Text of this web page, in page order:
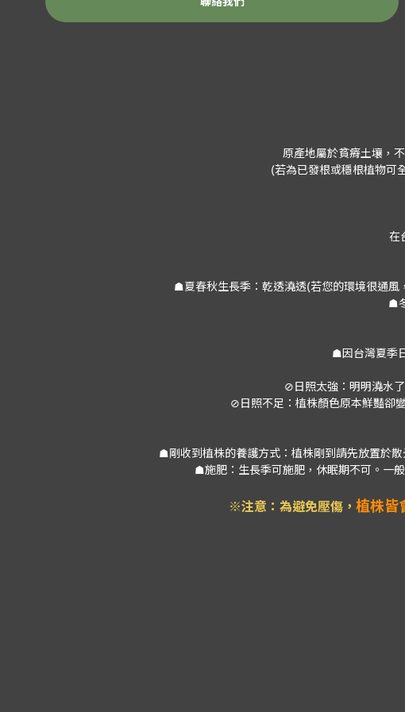
原產地屬於貧瘠土壤，
(若為已發根或穩根植物可
在
☗夏春秋生長季：乾透澆透(若您的環境很通風
☗
☗因台灣夏季
⊘日照太強：明明澆水
⊘日照不足：植株顏色原本鮮豔卻
☗剛收到植株的養護方式：植株剛到請先放置於
☗施肥：生長季可施肥，休眠期不可。一
※注意：為避免壓傷 ， 植株皆